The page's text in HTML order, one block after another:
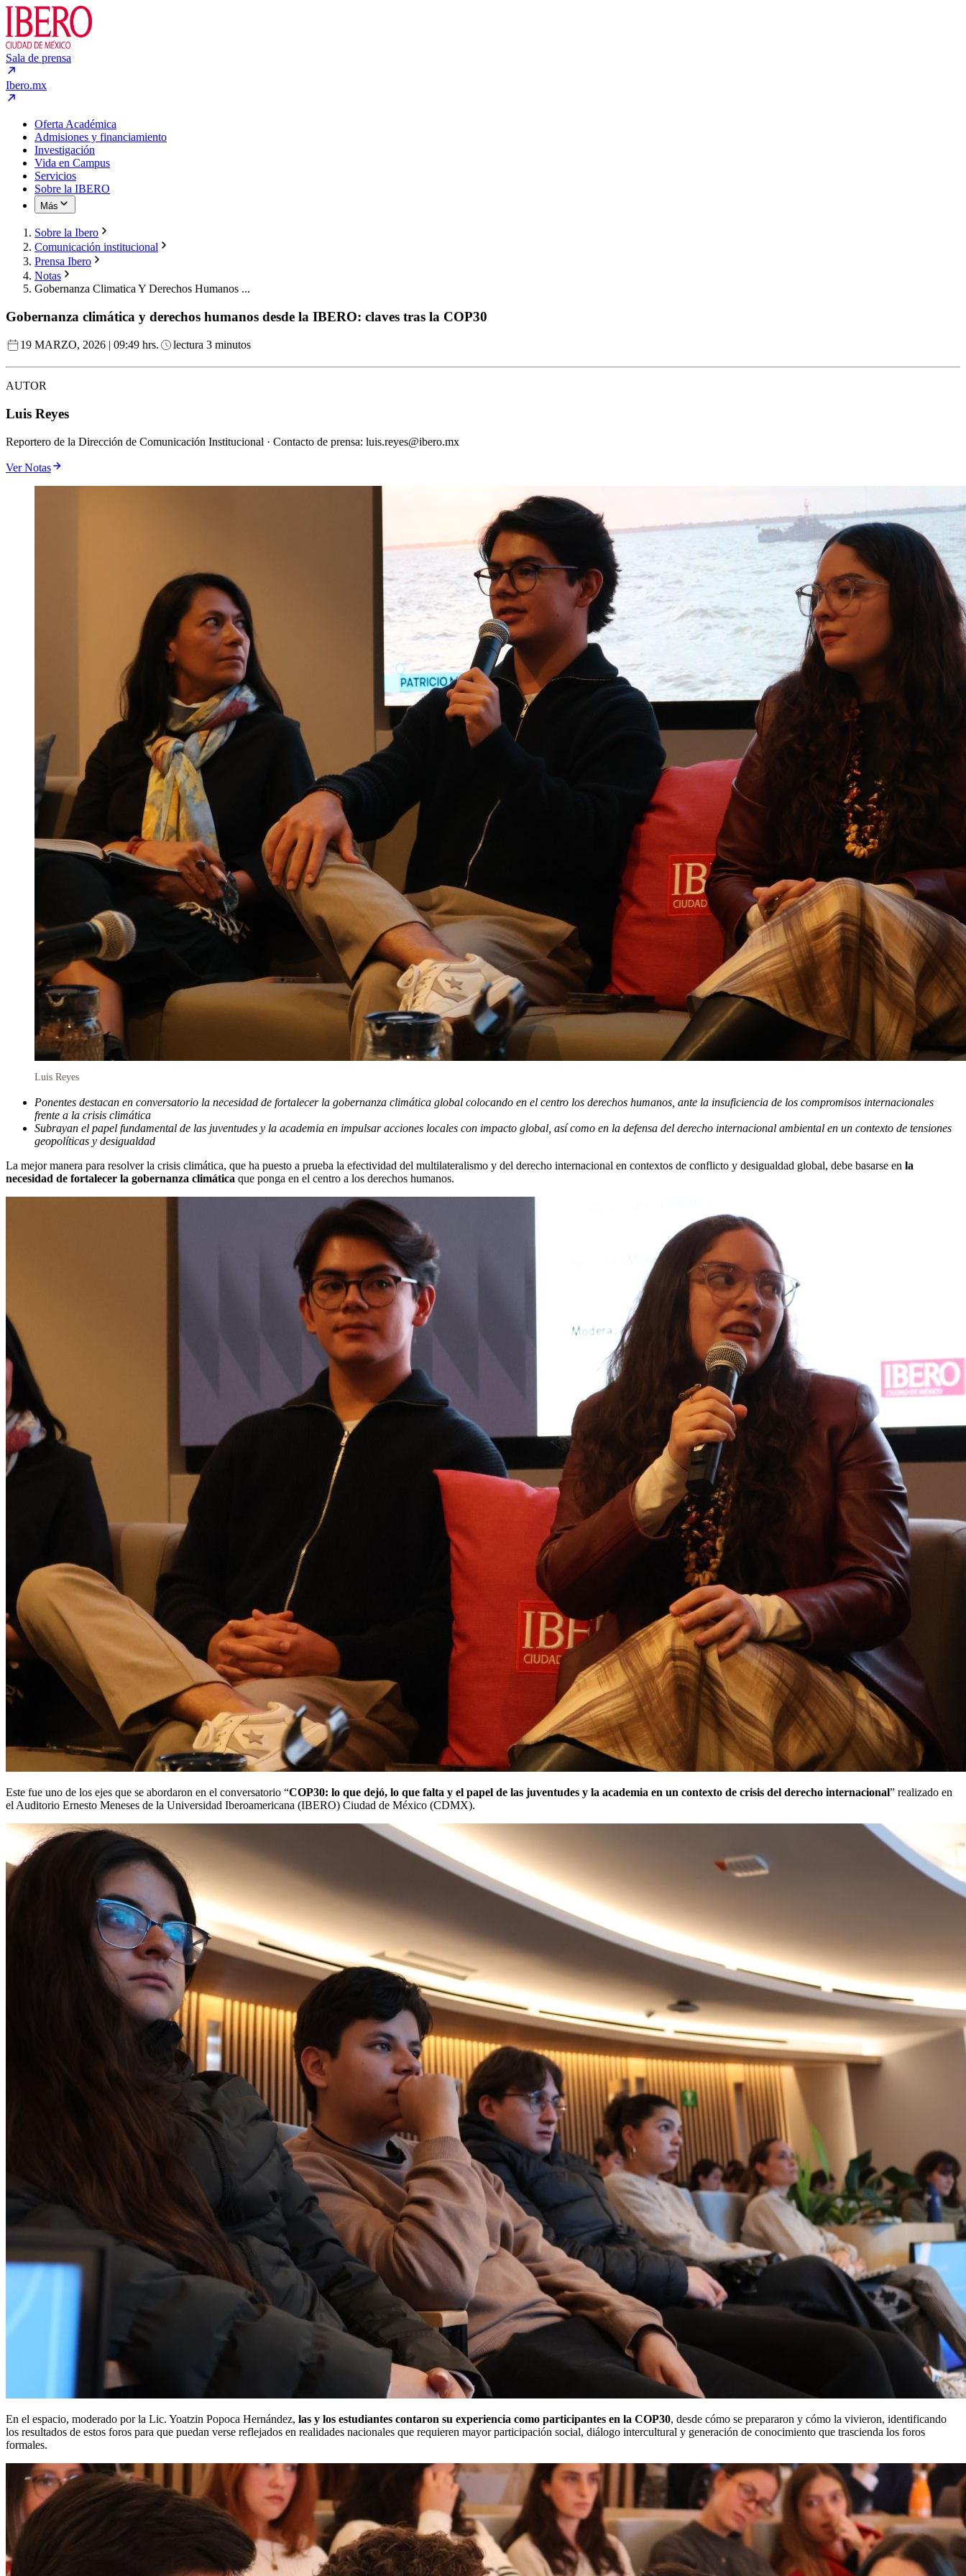
Sala de prensa
Ibero.mx
Oferta Académica
Admisiones y financiamiento
Investigación
Vida en Campus
Servicios
Sobre la IBERO
Más
Sobre la Ibero
Comunicación institucional
Prensa Ibero
Notas
Gobernanza Climatica Y Derechos Humanos ...
Gobernanza climática y derechos humanos desde la IBERO: claves tras la COP30
19 MARZO, 2026 | 09:49 hrs. lectura 3 minutos
AUTOR
Luis Reyes
Reportero de la Dirección de Comunicación Institucional · Contacto de prensa: luis.reyes@ibero.mx
Ver Notas
Luis Reyes
Ponentes destacan en conversatorio la necesidad de fortalecer la gobernanza climática global colocando en el centro los derechos humanos, ante la insuficiencia de los compromisos internacionales
frente a la crisis climática
Subrayan el papel fundamental de las juventudes y la academia en impulsar acciones locales con impacto global, así como en la defensa del derecho internacional ambiental en un contexto de tensiones
geopolíticas y desigualdad
La mejor manera para resolver la crisis climática, que ha puesto a prueba la efectividad del multilateralismo y del derecho internacional en contextos de conflicto y desigualdad global, debe basarse en la
necesidad de fortalecer la gobernanza climática que ponga en el centro a los derechos humanos.
Este fue uno de los ejes que se abordaron en el conversatorio “COP30: lo que dejó, lo que falta y el papel de las juventudes y la academia en un contexto de crisis del derecho internacional” realizado en
el Auditorio Ernesto Meneses de la Universidad Iberoamericana (IBERO) Ciudad de México (CDMX).
En el espacio, moderado por la Lic. Yoatzin Popoca Hernández, las y los estudiantes contaron su experiencia como participantes en la COP30, desde cómo se prepararon y cómo la vivieron, identificando
los resultados de estos foros para que puedan verse reflejados en realidades nacionales que requieren mayor participación social, diálogo intercultural y generación de conocimiento que trascienda los foros
formales.